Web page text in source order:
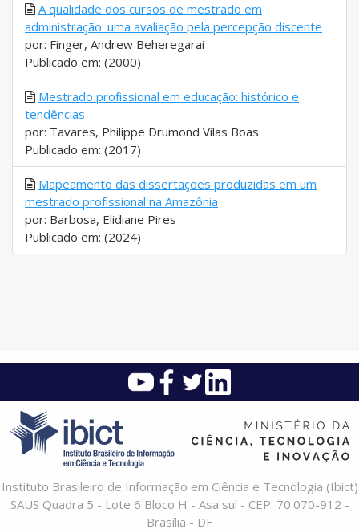
A qualidade dos cursos de mestrado em
administração: uma avaliação pela percepção discente
por: Finger, Andrew Beheregarai
Publicado em: (2000)
Mestrado profissional em educação: histórico e
tendências
por: Tavares, Philippe Drumond Vilas Boas
Publicado em: (2017)
Mapeamento das dissertações produzidas em um
mestrado profissional na Amazônia
por: Barbosa, Elidiane Pires
Publicado em: (2024)
Instituto Brasileiro de Informação em Ciência e Tecnologia (Ibict)
SAUS Quadra 5 - Lote 6 Bloco H - Asa sul - CEP: 70.070-912 -
Brasília - DF